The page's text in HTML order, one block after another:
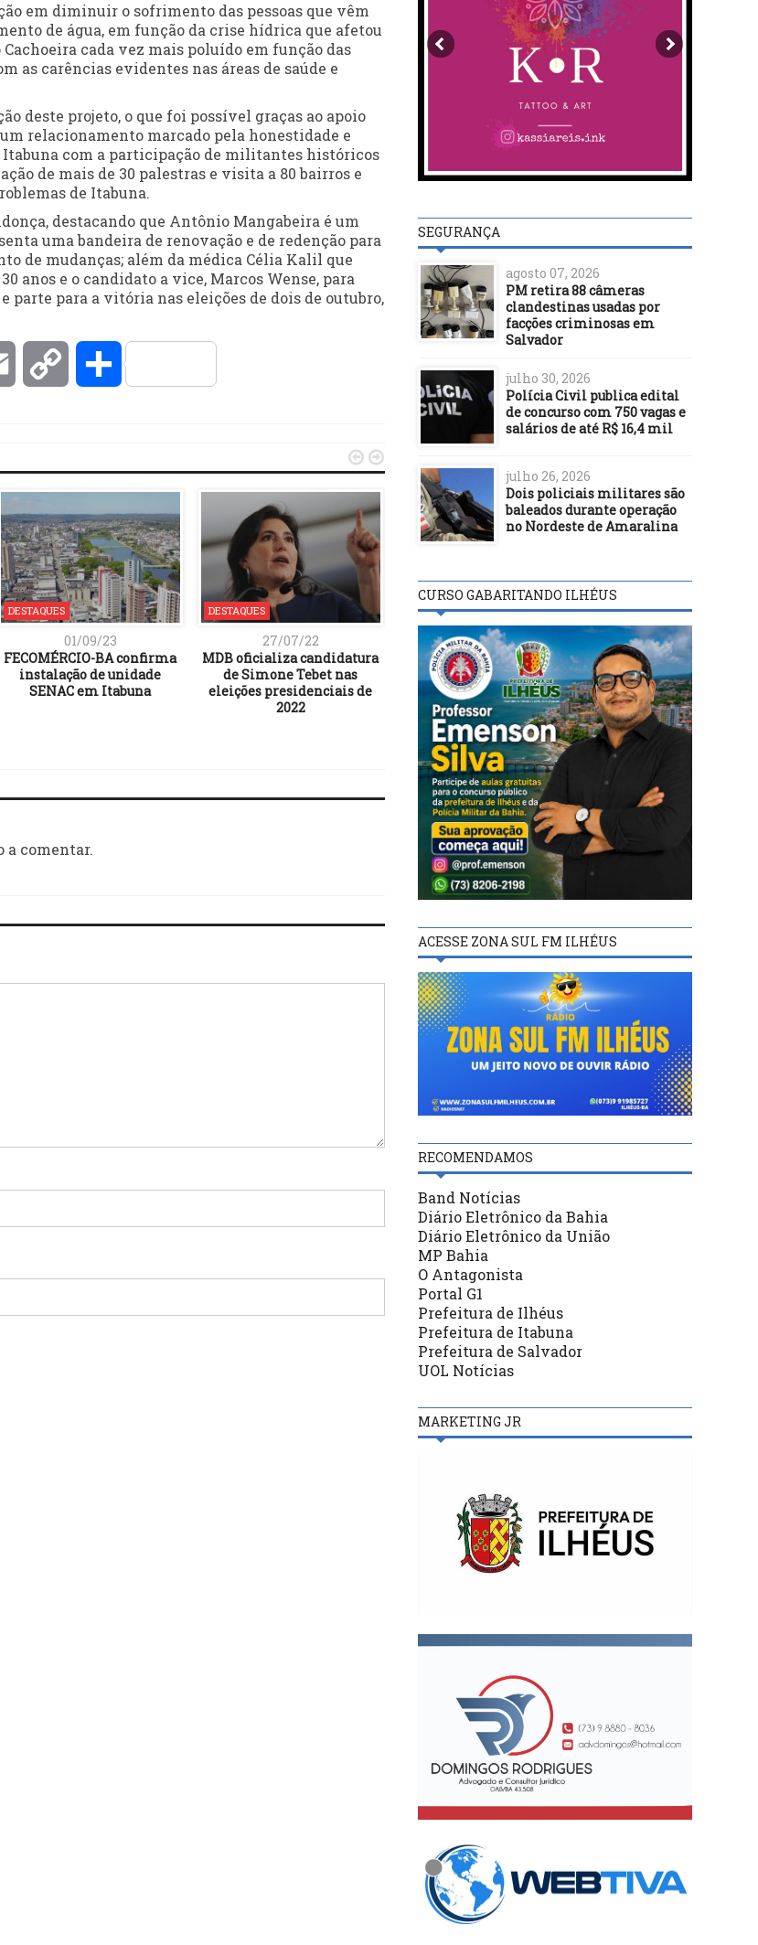
em diminuir o sofrimento das pessoas que vêm
de água, em função da crise hídrica que afetou
cada vez mais poluído em função das
as carências evidentes nas áreas de saúde e
deste projeto, o que foi possível graças ao apoio
relacionamento marcado pela honestidade e
Itabuna com a participação de militantes históricos
de mais de 30 palestras e visita a 80 bairros e
de Itabuna.
destacando que Antônio Mangabeira é um
uma bandeira de renovação e de redenção para
de mudanças; além da médica Célia Kalil que
anos e o candidato a vice, Marcos Wense, para
parte para a vitória nas eleições de dois de outubro,
Email Copy Compartilhar
DESTAQUES
01/09/23
FECOMÉRCIO-BA confirma
instalação de unidade
SENAC em Itabuna
DESTAQUES
27/07/22
MDB oficializa candidatura
de Simone Tebet nas
eleições presidenciais de
2022
DESTAQUES
09/02/23
Soane Galvão é eleita
presidente da Comissão dos
Direitos da Mulher da
Assembleia Legislativa da
Bahia
DESTAQUES
01/05/17
Ministro da Justiça
ao Maranhão para
ataque a índios
 
a comentar.
SEGURANÇA
agosto 07, 2026
PM retira 88 câmeras
clandestinas usadas por
facções criminosas em
Salvador
julho 30, 2026
Polícia Civil publica edital
de concurso com 750 vagas e
salários de até R$ 16,4 mil
julho 26, 2026
Dois policiais militares são
baleados durante operação
no Nordeste de Amaralina
CURSO GABARITANDO ILHÉUS
ACESSE ZONA SUL FM ILHÉUS
RECOMENDAMOS
Band Notícias
Diário Eletrônico da Bahia
Diário Eletrônico da União
MP Bahia
O Antagonista
Portal G1
Prefeitura de Ilhéus
Prefeitura de Itabuna
Prefeitura de Salvador
UOL Notícias
MARKETING JR